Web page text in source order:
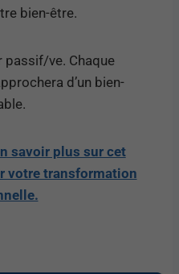
bien-être.
passif/ve. Chaque
d’un bien-
savoir plus sur cet
votre transformation